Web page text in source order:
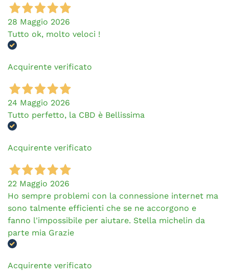
28 Maggio 2026
Tutto ok, molto veloci !
Acquirente verificato
24 Maggio 2026
Tutto perfetto, la CBD è Bellissima
Acquirente verificato
22 Maggio 2026
Ho sempre problemi con la connessione internet ma
sono talmente efficienti che se ne accorgono e
fanno l'impossibile per aiutare. Stella michelin da
parte mia Grazie
Acquirente verificato